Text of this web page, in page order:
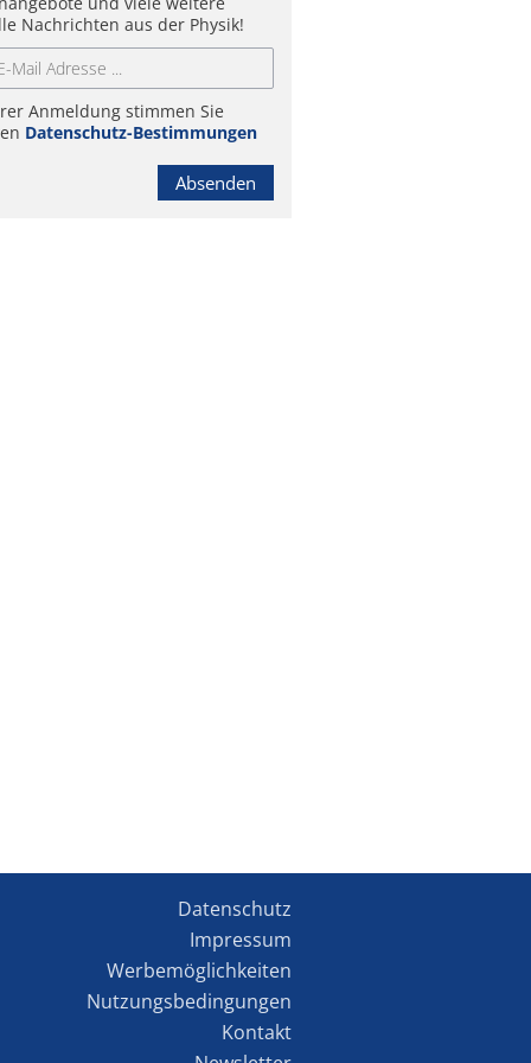
Nachrichten aus der Physik!
Anmeldung stimmen Sie
Datenschutz-Bestimmungen
Absenden
Datenschutz
Impressum
Werbemöglichkeiten
Nutzungsbedingungen
Kontakt